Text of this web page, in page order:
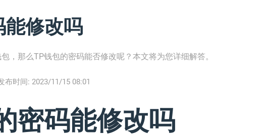
能修改吗
，那么TP钱包的密码能否修改呢？本文将为您详细解答。
布时间: 2023/11/15 08:01
密码能修改吗